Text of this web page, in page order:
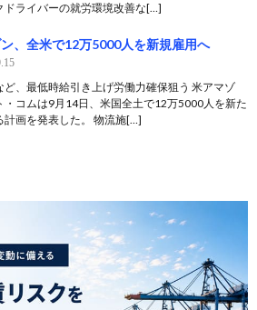
ドライバーの就労環境改善な[…]
、全米で12万5000人を新規雇用へ
ど、最低時給引き上げ労働力確保狙う 米アマゾ
・コムは9月14日、米国全土で12万5000人を新た
計画を発表した。 物流施[…]